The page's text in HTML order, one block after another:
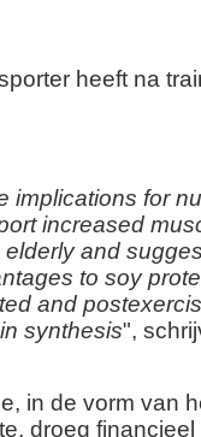
implications for
increased
and
to soy
and
synthesis",
in de vorm van
droeg